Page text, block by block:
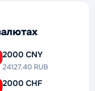
2000 CNY
24127,40 RUB
2000 CHF